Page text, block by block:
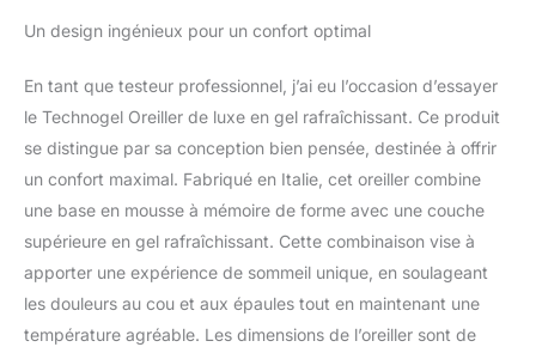
mémoire de forme -
VIVE Contour est infusé
fournir une expérience
de sommeil fraîche et
rafraîchissante. La
technologie de mousse à
mémoire de forme
ventilée de l'oreiller aide à
dissiper la chaleur
le choix parfait pour les
dormeurs chauds. 2
hauteurs de confort
Un design ingénieux pour un confort optimal
En tant que testeur professionnel, j’ai eu l’occasion d’essayer
le Technogel Oreiller de luxe en gel rafraîchissant. Ce produit
se distingue par sa conception bien pensée, destinée à offrir
un confort maximal. Fabriqué en Italie, cet oreiller combine
une base en mousse à mémoire de forme avec une couche
supérieure en gel rafraîchissant. Cette combinaison vise à
apporter une expérience de sommeil unique, en soulageant
les douleurs au cou et aux épaules tout en maintenant une
température agréable. Les dimensions de l’oreiller sont de